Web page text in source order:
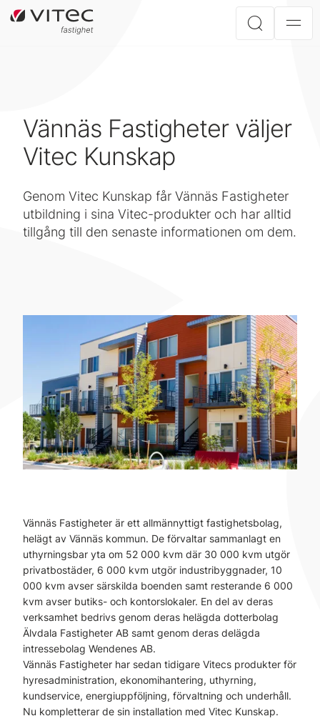
Vännäs Fastigheter väljer
Vitec Kunskap
Genom Vitec Kunskap får Vännäs Fastigheter
utbildning i sina Vitec-produkter och har alltid
tillgång till den senaste informationen om dem.
Vännäs Fastigheter är ett allmännyttigt fastighetsbolag,
helägt av Vännäs kommun. De förvaltar sammanlagt en
uthyrningsbar yta om 52 000 kvm där 30 000 kvm utgör
privatbostäder, 6 000 kvm utgör industribyggnader, 10
000 kvm avser särskilda boenden samt resterande 6 000
kvm avser butiks- och kontorslokaler. En del av deras
verksamhet bedrivs genom deras helägda dotterbolag
Älvdala Fastigheter AB samt genom deras delägda
intressebolag Wendenes AB.
Vännäs Fastigheter har sedan tidigare Vitecs produkter för
hyresadministration, ekonomihantering, uthyrning,
kundservice, energiuppföljning, förvaltning och underhåll.
Nu kompletterar de sin installation med Vitec Kunskap.